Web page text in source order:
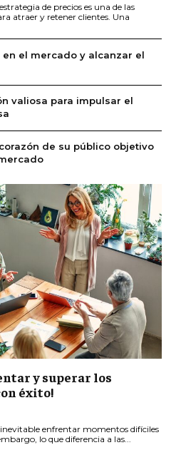
de precios es una de las
atraer y retener clientes. Una
el mercado y alcanzar el
valiosa para impulsar el
de su público objetivo
y superar los
éxito!
inevitable enfrentar momentos difíciles
lo que diferencia a las...